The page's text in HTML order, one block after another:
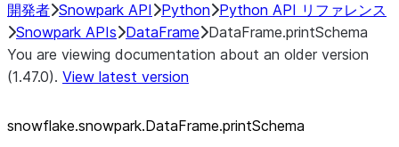
開発者 Snowpark API Python Python API リファレンス
Snowpark APIs DataFrame DataFrame.printSchema
You are viewing documentation about an older version
(1.47.0). View latest version
snowflake.snowpark.DataFrame.printSchema